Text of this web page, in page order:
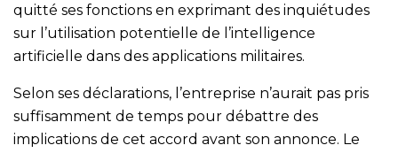
quitté ses fonctions en exprimant des inquiétudes
sur l’utilisation potentielle de l’intelligence
artificielle dans des applications militaires.
Selon ses déclarations, l’entreprise n’aurait pas pris
suffisamment de temps pour débattre des
implications de cet accord avant son annonce. Le